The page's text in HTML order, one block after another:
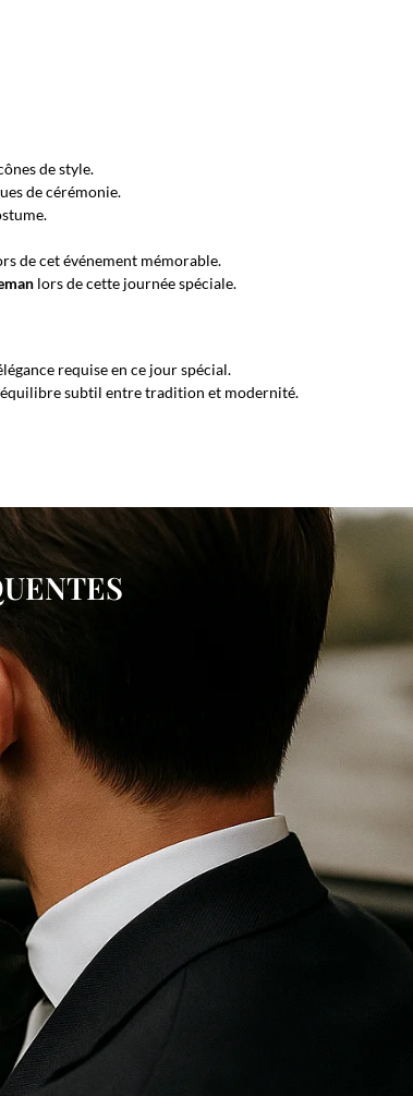
de style.
de cérémonie.
de cet événement mémorable.
lors de cette journée spéciale.
requise en ce jour spécial.
équilibre subtil entre tradition et modernité.